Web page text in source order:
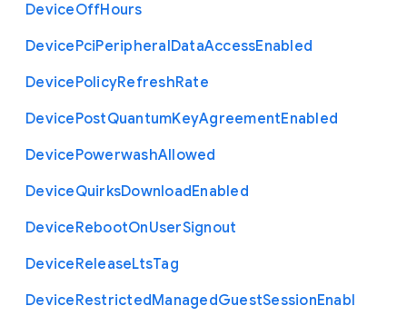
DeviceOffHours
DevicePciPeripheralDataAccessEnabled
DevicePolicyRefreshRate
DevicePostQuantumKeyAgreementEnabled
DevicePowerwashAllowed
DeviceQuirksDownloadEnabled
DeviceRebootOnUserSignout
DeviceReleaseLtsTag
DeviceRestrictedManagedGuestSessionEnabl